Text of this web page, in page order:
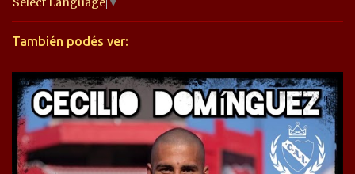
r
i
s
También podés ver: